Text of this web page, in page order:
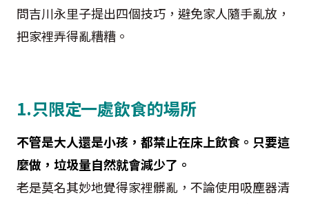
問吉川永里子提出四個技巧，避免家人隨手亂放，
把家裡弄得亂糟糟。
1.只限定一處飲食的場所
不管是大人還是小孩，都禁止在床上飲食。只要這
麼做，垃圾量自然就會減少了。
老是莫名其妙地覺得家裡髒亂，不論使用吸塵器清